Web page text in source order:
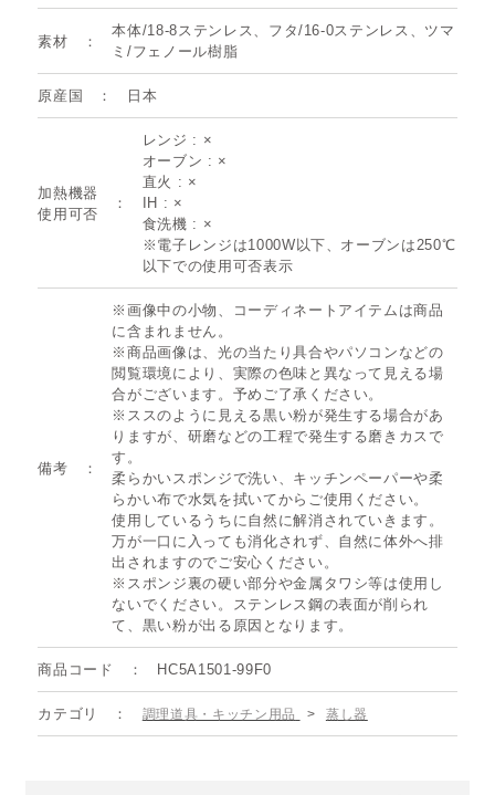
素材
本体/18-8ステンレス、フタ/16-0ステンレス、ツマ
ミ/フェノール樹脂
原産国 日本
加熱機器
使用可否
レンジ : ×
オーブン : ×
直火 : ×
IH : ×
食洗機 : ×
※電子レンジは1000W以下、オーブンは250℃
以下での使用可否表示
備考
※画像中の小物、コーディネートアイテムは商品
に含まれません。
※商品画像は、光の当たり具合やパソコンなどの
閲覧環境により、実際の色味と異なって見える場
合がございます。予めご了承ください。
※ススのように見える黒い粉が発生する場合があ
りますが、研磨などの工程で発生する磨きカスで
す。
柔らかいスポンジで洗い、キッチンペーパーや柔
らかい布で水気を拭いてからご使用ください。
使用しているうちに自然に解消されていきます。
万が一口に入っても消化されず、自然に体外へ排
出されますのでご安心ください。
※スポンジ裏の硬い部分や金属タワシ等は使用し
ないでください。ステンレス鋼の表面が削られ
て、黒い粉が出る原因となります。
商品コード HC5A1501-99F0
カテゴリ 調理道具・キッチン用品 > 蒸し器